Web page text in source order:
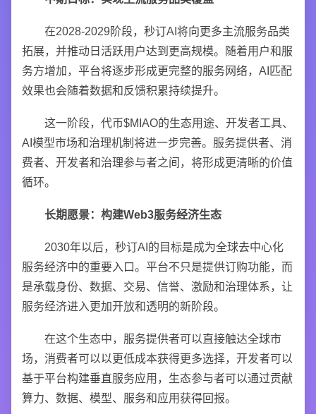
在2028-2029阶段，秒订AI将向更多主流服务品类
拓展，并推动日活跃用户达到更高规模。随着用户和服
务方增加，平台将逐步形成更完整的服务网络，AI匹配
效果也会随着数据和反馈积累持续提升。
这一阶段，代币$MIAO的生态用途、开发者工具、
AI模型市场和治理机制将进一步完善。服务提供者、消
费者、开发者和治理参与者之间，将形成更清晰的价值
循环。
长期愿景：构建Web3服务经济生态
2030年以后，秒订AI的目标是成为全球去中心化
服务经济中的重要入口。平台不只是提供订购功能，而
是承载身份、数据、交易、信誉、激励和治理体系，让
服务经济进入更加开放和透明的新阶段。
在这个生态中，服务提供者可以直接触达全球市
场，消费者可以以更低成本获得更多选择，开发者可以
基于平台构建垂直服务应用，生态参与者可以通过贡献
算力、数据、模型、服务和应用获得回报。